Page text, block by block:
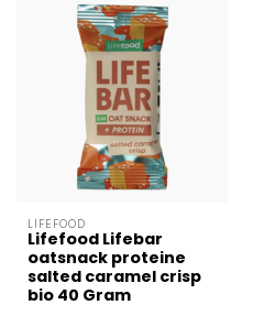
LIFEFOOD
Lifefood Lifebar
oatsnack proteine
salted caramel crisp
bio 40 Gram